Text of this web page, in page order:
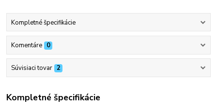
Kompletné špecifikácie
Komentáre 0
Súvisiaci tovar 2
Kompletné špecifikácie